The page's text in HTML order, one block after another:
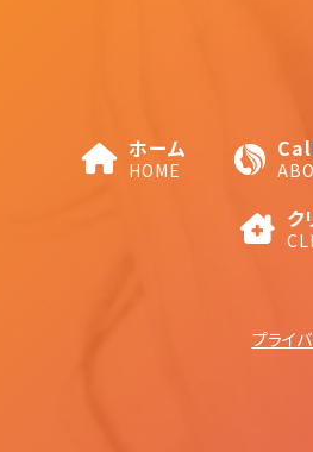
ホーム
HOME
ク
プライ